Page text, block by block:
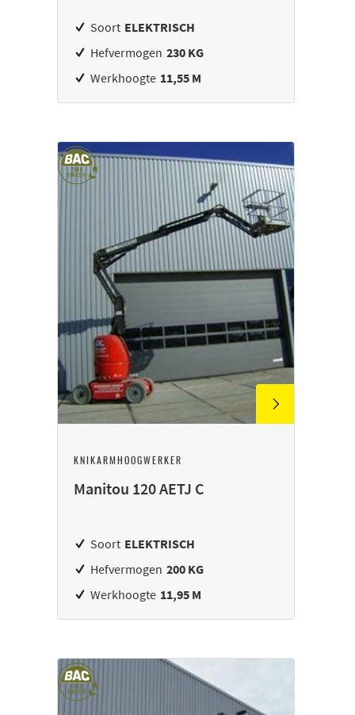
Soort ELEKTRISCH
Hefvermogen 230 KG
Werkhoogte 11,55 M
KNIKARMHOOGWERKER
Manitou 120 AETJ C
Soort ELEKTRISCH
Hefvermogen 200 KG
Werkhoogte 11,95 M